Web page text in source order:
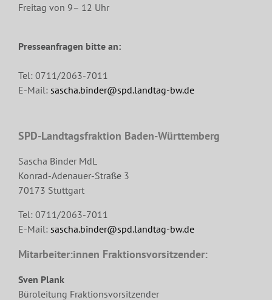
Freitag von 9– 12 Uhr
Presseanfragen bitte an:
Tel: 0711/2063-7011
E-Mail: sascha.binder@spd.landtag-bw.de
SPD-Landtagsfraktion Baden-Württemberg
Sascha Binder MdL
Konrad-Adenauer-Straße 3
70173 Stuttgart
Tel: 0711/2063-7011
E-Mail: sascha.binder@spd.landtag-bw.de
Mitarbeiter:innen Fraktionsvorsitzender:
Sven Plank
Büroleitung Fraktionsvorsitzender